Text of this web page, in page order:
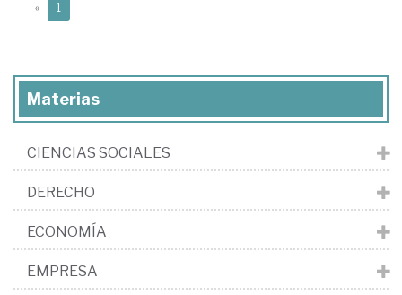
« 1
Materias
CIENCIAS SOCIALES
DERECHO
ECONOMÍA
EMPRESA